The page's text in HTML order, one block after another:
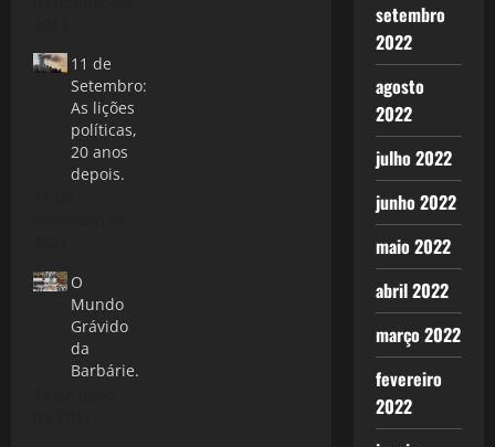
11 de
Setembro:
As lições
políticas,
20 anos
depois.
O
Mundo
Grávido
da
Barbárie.
setembro
2022
agosto
2022
julho 2022
junho 2022
maio 2022
abril 2022
março 2022
fevereiro
2022